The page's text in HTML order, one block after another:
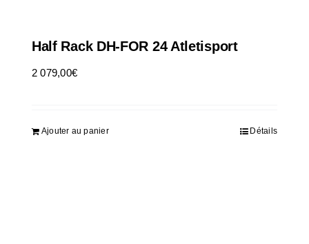
Half Rack DH-FOR 24 Atletisport
2 079,00€
Ajouter au panier Détails